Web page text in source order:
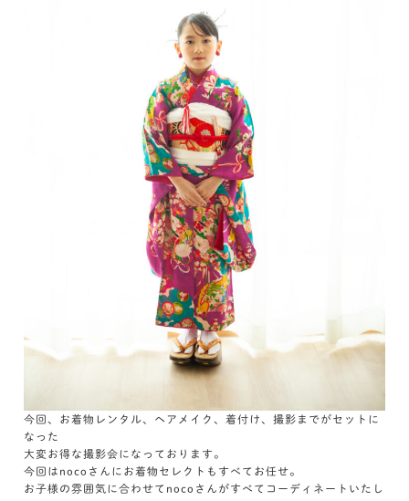
今回、お着物レンタル、ヘアメイク、着付け、撮影までがセットに
なった
大変お得な撮影会になっております。
今回はnocoさんにお着物セレクトもすべてお任せ。
お子様の雰囲気に合わせてnocoさんがすべてコーディネートいたし